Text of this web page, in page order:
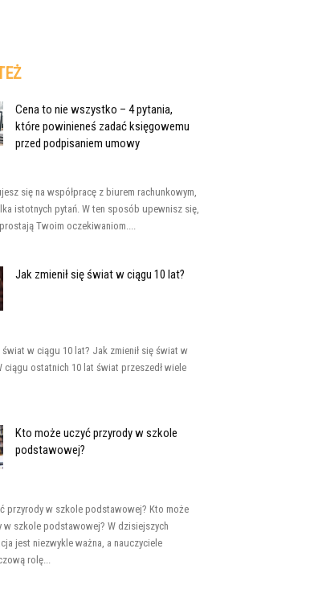
Cena to nie wszystko – 4 pytania,
które powinieneś zadać księgowemu
przed podpisaniem umowy
się na współpracę z biurem rachunkowym,
istotnych pytań. W ten sposób upewnisz się,
Twoim oczekiwaniom....
Jak zmienił się świat w ciągu 10 lat?
świat w ciągu 10 lat? Jak zmienił się świat w
ciągu ostatnich 10 lat świat przeszedł wiele
Kto może uczyć przyrody w szkole
podstawowej?
przyrody w szkole podstawowej? Kto może
w szkole podstawowej? W dzisiejszych
jest niezwykle ważna, a nauczyciele
rolę...